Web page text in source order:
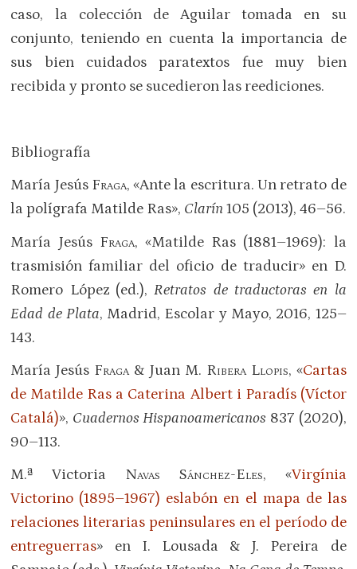
caso, la colección de Aguilar tomada en su
conjunto, teniendo en cuenta la importancia de
sus bien cuidados paratextos fue muy bien
recibida y pronto se sucedieron las reediciones.
Bibliografía
María Jesús Fraga, «Ante la escritura. Un retrato de
la polígrafa Matilde Ras», Clarín 105 (2013), 46–56.
María Jesús Fraga, «Matilde Ras (1881–1969): la
trasmisión familiar del oficio de traducir» en D.
Romero López (ed.),Retratos de traductoras en la
Edad de Plata, Madrid, Escolar y Mayo, 2016, 125–
143.
María Jesús Fraga& Juan M. Ribera Llopis, «Cartas
de Matilde Ras a Caterina Albert i Paradís (Víctor
Catalá)», Cuadernos Hispanoamericanos 837 (2020),
90–113.
M.ª Victoria Navas Sánchez-Eles, «Virgínia
Victorino (1895–1967) eslabón en el mapa de las
relaciones literarias peninsulares en el período de
entreguerras» en I. Lousada & J. Pereira de